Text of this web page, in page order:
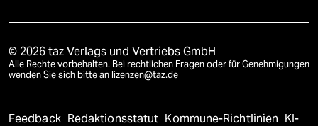
© 2026 taz Verlags und Vertriebs GmbH
Alle Rechte vorbehalten. Bei rechtlichen Fragen oder für Genehmigungen
wenden Sie sich bitte an lizenzen@taz.de
Feedback Redaktionsstatut Kommune-Richtlinien KI-